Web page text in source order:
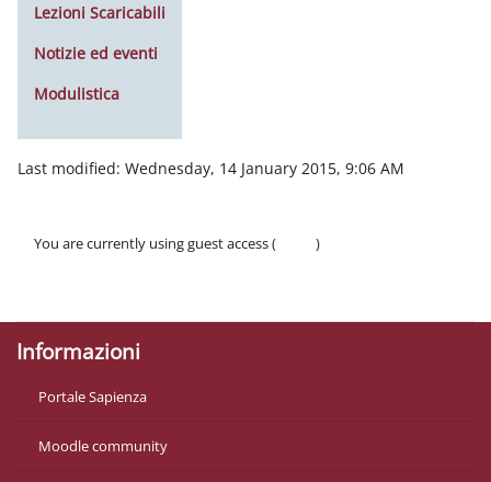
Lezioni Scaricabili
Notizie ed eventi
Modulistica
Last modified: Wednesday, 14 January 2015, 9:06 AM
You are currently using guest access (
)
Informazioni
Portale Sapienza
Moodle community